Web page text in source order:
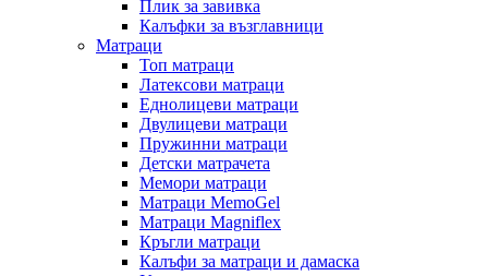
Плик за завивкa
Калъфки за възглавници
Матраци
Топ матраци
Латексови матраци
Еднолицеви матраци
Двулицеви матраци
Пружинни матраци
Детски матрачета
Мемори матраци
Mатраци MemoGel
Матраци Мagniflex
Кръгли матраци
Калъфи за матраци и дамаска